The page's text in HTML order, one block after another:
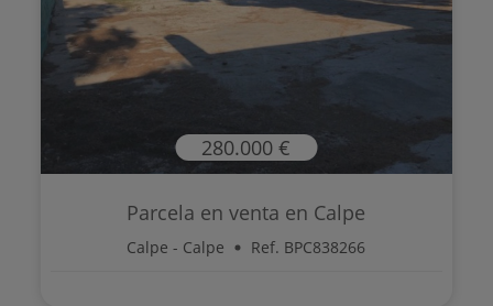
280.000 €
Parcela en venta en Calpe
Calpe - Calpe Ref. BPC838266